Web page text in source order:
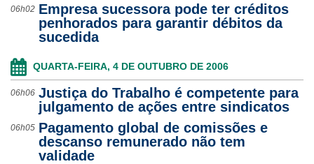
06h02 Empresa sucessora pode ter créditos
penhorados para garantir débitos da
sucedida
QUARTA-FEIRA, 4 DE OUTUBRO DE 2006
06h06 Justiça do Trabalho é competente para
julgamento de ações entre sindicatos
06h05 Pagamento global de comissões e
descanso remunerado não tem
validade